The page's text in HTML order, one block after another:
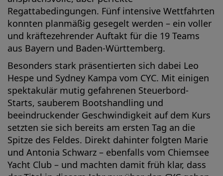
Regattabedingungen. Fünf intensive Wettfahrten
konnten planmäßig gesegelt werden – ein voller
und kräftezehrender Auftakt für die 19 Teams
aus Bayern und Baden-Württemberg.
Besonders stark präsentierten sich dabei Leo
Hespe und Sydney Kampa vom CYC. Mit einigen
spektakulär mutig gefahrenen Steuerbord-
Starts, sauberem Bootshandling und
beeindruckender Geschwindigkeit auf dem Kurs
setzten sie sich bereits am ersten Tag an die
Spitze des Feldes. Direkt dahinter folgten Marie
und Antonia Schwarz – ebenfalls vom Chiemsee
Yacht Club – und machten damit früh klar, dass